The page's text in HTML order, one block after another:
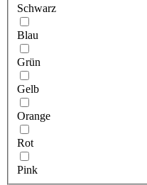
Schwarz
Blau
Grün
Gelb
Orange
Rot
Pink